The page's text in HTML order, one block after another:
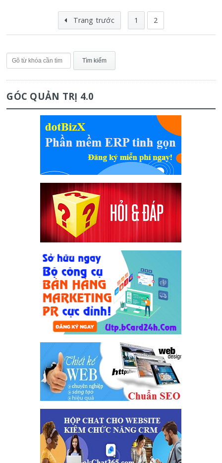
Trang trước 1 2
GÓC QUẢN TRỊ 4.0